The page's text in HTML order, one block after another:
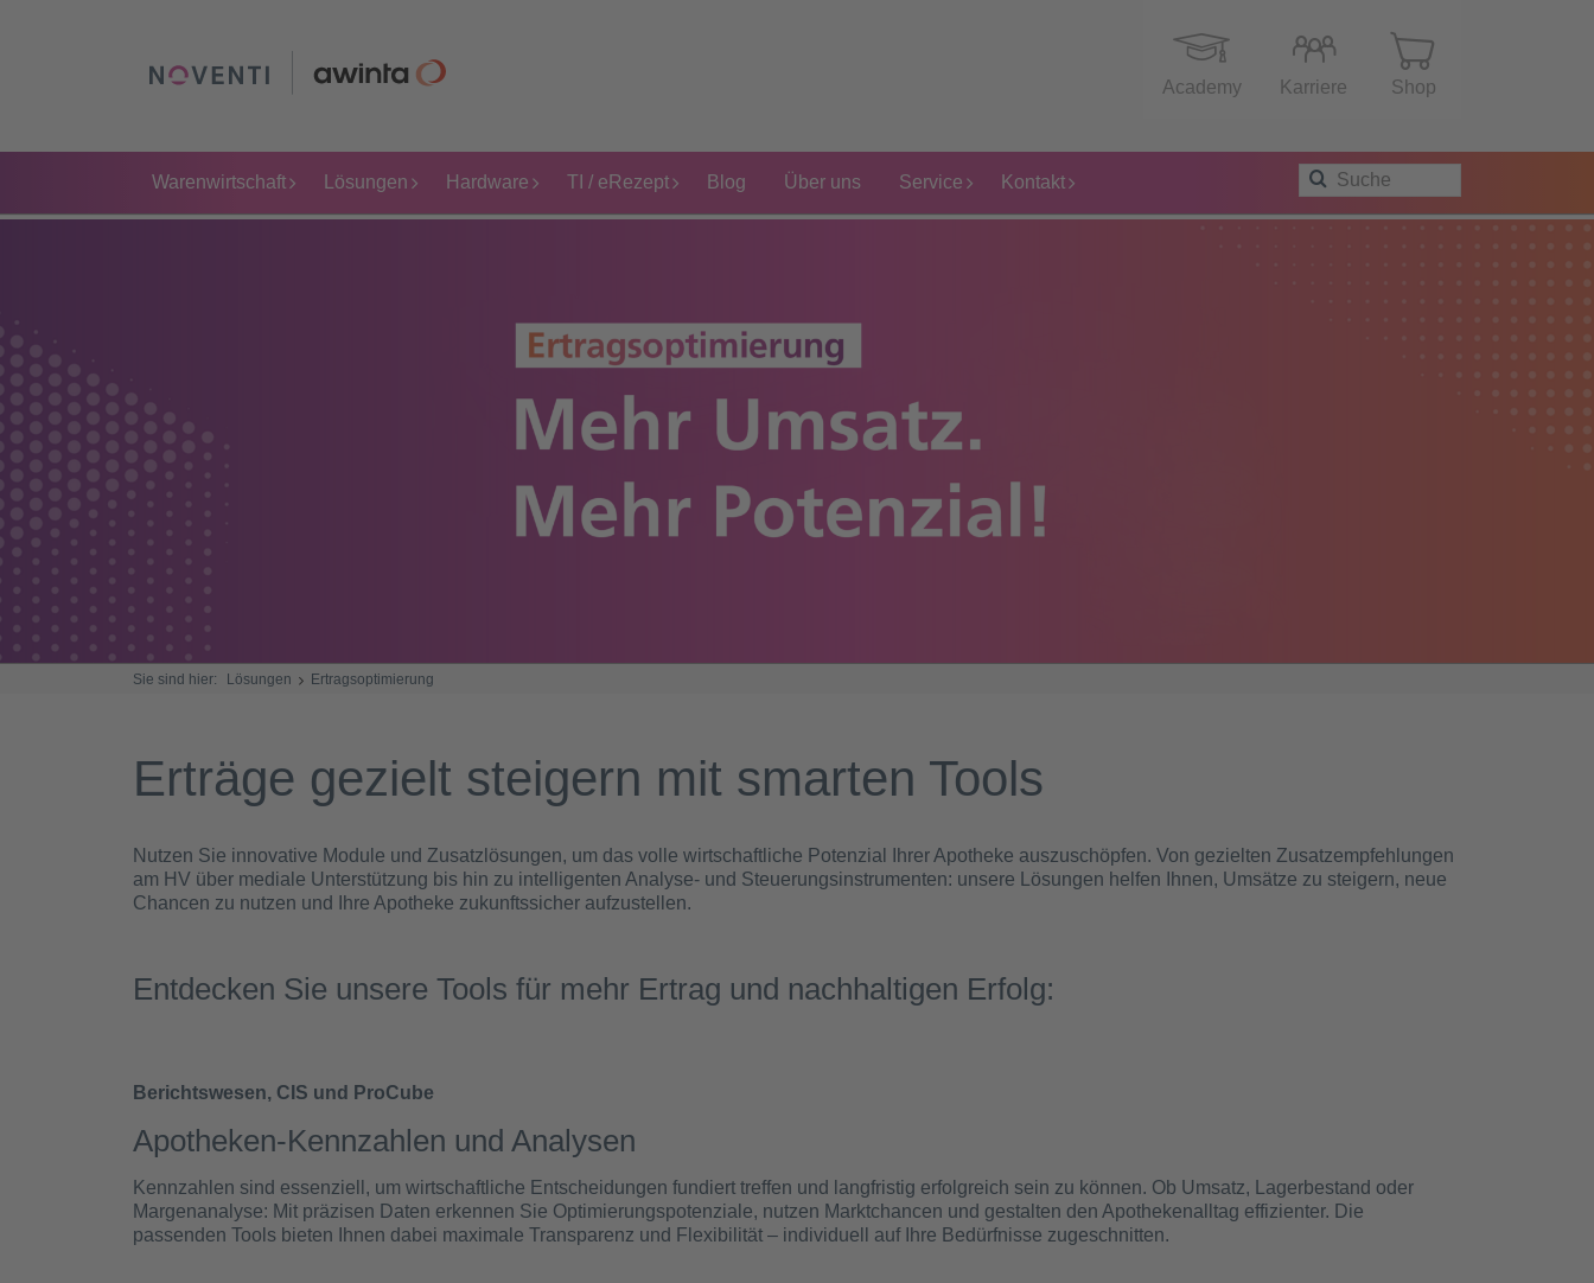
Academy Karriere Shop
Warenwirtschaft Lösungen Hardware TI / eRezept Blog Über uns Service Kontakt
Sie sind hier: Lösungen Ertragsoptimierung
Erträge gezielt steigern mit smarten Tools
Nutzen Sie innovative Module und Zusatzlösungen, um das volle wirtschaftliche Potenzial Ihrer Apotheke auszuschöpfen. Von gezielten Zusatzempfehlungen
am HV über mediale Unterstützung bis hin zu intelligenten Analyse- und Steuerungsinstrumenten: unsere Lösungen helfen Ihnen, Umsätze zu steigern, neue
Chancen zu nutzen und Ihre Apotheke zukunftssicher aufzustellen.
Entdecken Sie unsere Tools für mehr Ertrag und nachhaltigen Erfolg:
Berichtswesen, CIS und ProCube
Apotheken-Kennzahlen und Analysen
Kennzahlen sind essenziell, um wirtschaftliche Entscheidungen fundiert treffen und langfristig erfolgreich sein zu können. Ob Umsatz, Lagerbestand oder
Margenanalyse: Mit präzisen Daten erkennen Sie Optimierungspotenziale, nutzen Marktchancen und gestalten den Apothekenalltag effizienter. Die
passenden Tools bieten Ihnen dabei maximale Transparenz und Flexibilität – individuell auf Ihre Bedürfnisse zugeschnitten.